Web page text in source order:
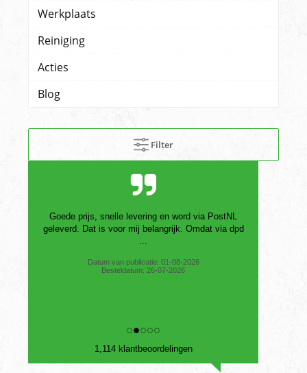
Werkplaats
Reiniging
Acties
Blog
Filter
Goede prijs, snelle levering en word via PostNL
geleverd. Dat is voor mij belangrijk. Omdat via dpd
Datum van publicatie: 01-08-2026
Besteldatum: 26-07-2026
1,114 klantbeoordelingen